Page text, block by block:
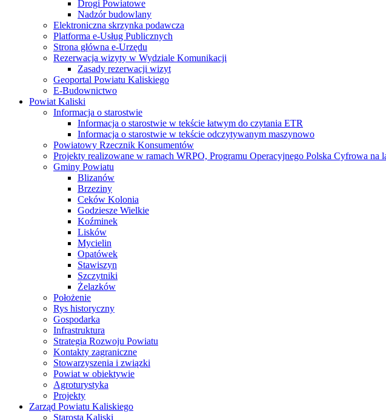
Drogi Powiatowe
Nadzór budowlany
Elektroniczna skrzynka podawcza
Platforma e-Usług Publicznych
Strona główna e-Urzędu
Rezerwacja wizyty w Wydziale Komunikacji
Zasady rezerwacji wizyt
Geoportal Powiatu Kaliskiego
E-Budownictwo
Powiat Kaliski
Informacja o starostwie
Informacja o starostwie w tekście łatwym do czytania ETR
Informacja o starostwie w tekście odczytywanym maszynowo
Powiatowy Rzecznik Konsumentów
Projekty realizowane w ramach WRPO, Programu Operacyjnego Polska Cyfrowa
Gminy Powiatu
Blizanów
Brzeziny
Ceków Kolonia
Godziesze Wielkie
Koźminek
Lisków
Mycielin
Opatówek
Stawiszyn
Szczytniki
Żelazków
Położenie
Rys historyczny
Gospodarka
Infrastruktura
Strategia Rozwoju Powiatu
Kontakty zagraniczne
Stowarzyszenia i związki
Powiat w obiektywie
Agroturystyka
Projekty
Zarząd Powiatu Kaliskiego
Starosta Kaliski